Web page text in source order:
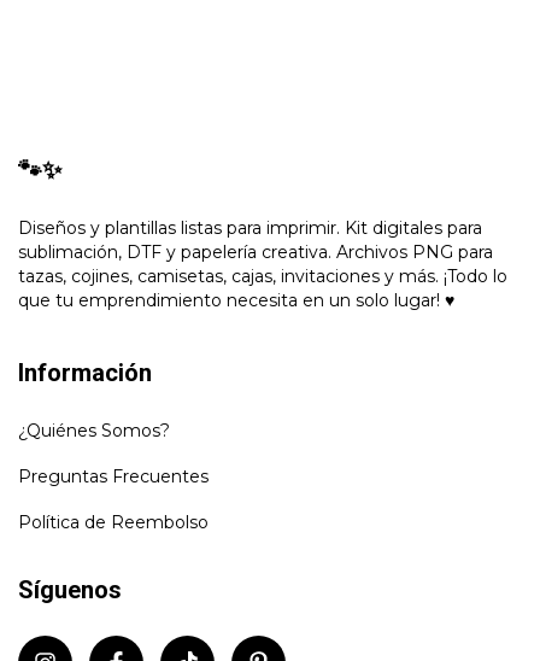
🐾✨
Diseños y plantillas listas para imprimir. Kit digitales para
sublimación, DTF y papelería creativa. Archivos PNG para
tazas, cojines, camisetas, cajas, invitaciones y más. ¡Todo lo
que tu emprendimiento necesita en un solo lugar! ♥
Información
¿Quiénes Somos?
Preguntas Frecuentes
Política de Reembolso
Síguenos